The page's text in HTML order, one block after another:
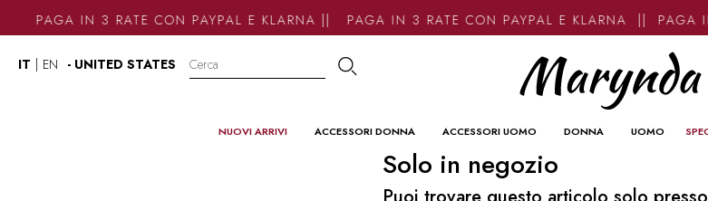
PAGA IN 3 RATE CON PAYPAL E KLARNA || PAGA IN 3 RATE CON PAYPAL E KLARNA || PAGA
IT EN - UNITED STATES
NUOVI ARRIVI ACCESSORI DONNA ACCESSORI UOMO DONNA UOMO
Solo in negozio